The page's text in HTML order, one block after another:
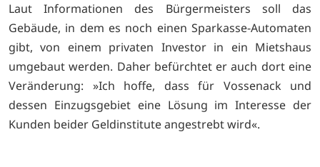
Laut Informationen des Bürgermeisters soll das
Gebäude, in dem es noch einen Sparkasse-Automaten
gibt, von einem privaten Investor in ein Mietshaus
umgebaut werden. Daher befürchtet er auch dort eine
Veränderung: »Ich hoffe, dass für Vossenack und
dessen Einzugsgebiet eine Lösung im Interesse der
Kunden beider Geldinstitute angestrebt wird«.